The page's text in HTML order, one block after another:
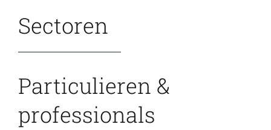
Sectoren
Particulieren &
professionals